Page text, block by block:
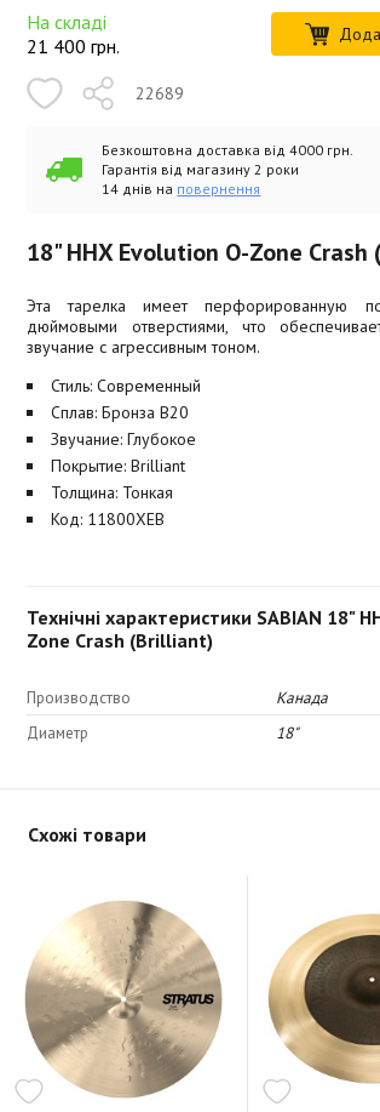
На складі
21 400 грн.
22689
Безкоштовна доставка від 4000 грн.
Гарантія від магазину 2 роки
14 днів на повернення
18" HHX Evolution O-Zone
Эта тарелка имеет перфорированную
дюймовыми отверстиями, что
звучание с агрессивным тоном.
Стиль: Современный
Сплав: Бронза B20
Звучание: Глубокое
Покрытие: Brilliant
Толщина: Тонкая
Код: 11800XEB
Технічні характеристики SABIAN 18"
Zone Crash (Brilliant)
Производство
Канада
Диаметр
18"
Схожі товари